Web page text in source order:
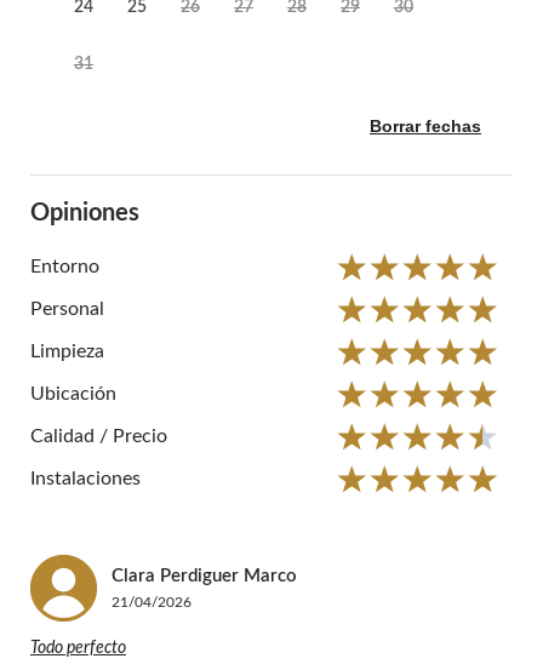
24 25 26 27 28 29 30
31
Borrar fechas
Opiniones
Entorno
Personal
Limpieza
Ubicación
Calidad / Precio
Instalaciones
Clara Perdiguer Marco
21/04/2026
Todo perfecto